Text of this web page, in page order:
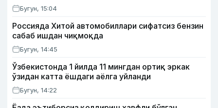
Бугун, 15:04
Россияда Хитой автомобиллари сифатсиз бензин
сабаб ишдан чиқмоқда
Бугун, 14:45
Ўзбекистонда 1 йилда 11 мингдан ортиқ эркак
ўзидан катта ёшдаги аёлга уйланди
Бугун, 14:22